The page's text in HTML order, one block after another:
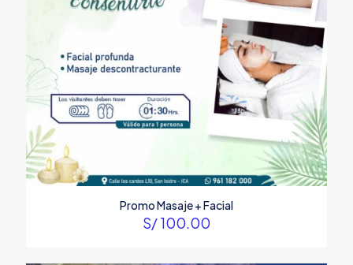
Promo Masaje + Facial
S/100.00